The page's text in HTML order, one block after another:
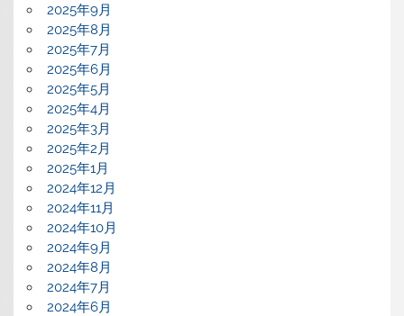
2025年9月
2025年8月
2025年7月
2025年6月
2025年5月
2025年4月
2025年3月
2025年2月
2025年1月
2024年12月
2024年11月
2024年10月
2024年9月
2024年8月
2024年7月
2024年6月